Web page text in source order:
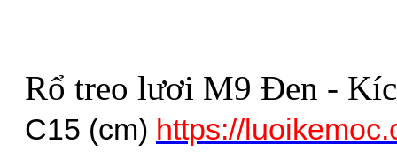
Rổ treo lươi M9 Đen -
C15 (cm) https://